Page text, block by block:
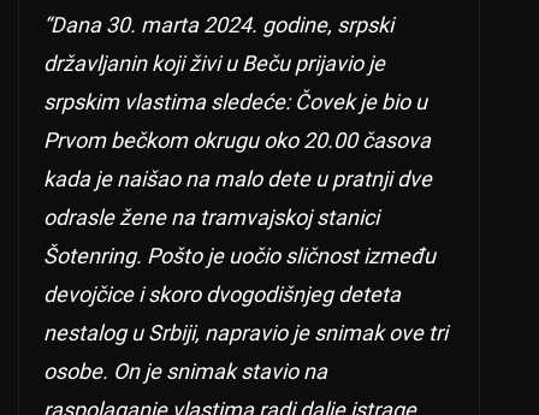
“Dana 30. marta 2024. godine, srpski
državljanin koji živi u Beču prijavio je
srpskim vlastima sledeće: Čovek je bio u
Prvom bečkom okrugu oko 20.00 časova
kada je naišao na malo dete u pratnji dve
odrasle žene na tramvajskoj stanici
Šotenring. Pošto je uočio sličnost između
devojčice i skoro dvogodišnjeg deteta
nestalog u Srbiji, napravio je snimak ove tri
osobe. On je snimak stavio na
raspolaganje vlastima radi dalje istrage.